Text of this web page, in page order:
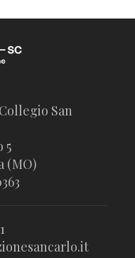
San
5
(MO)